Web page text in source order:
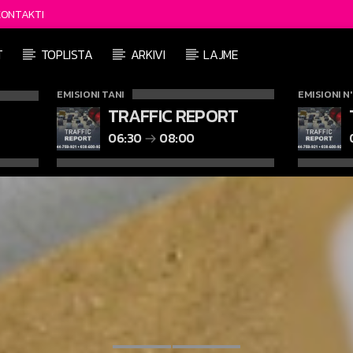
TOPLISTA ARKIVI LAJME
EMISIONI TANI
TRAFFIC REPORT
06:30 08:00
EMISIONI